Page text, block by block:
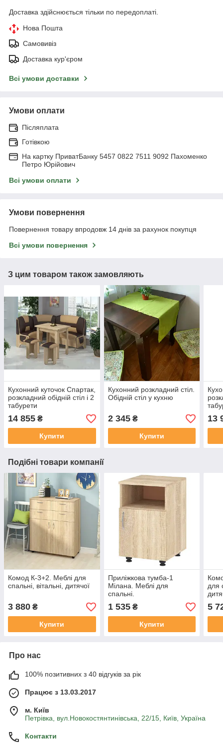
Доставка здійснюється тільки по передоплаті.
Нова Пошта
Самовивіз
Доставка кур'єром
Всі умови доставки
Умови оплати
Післяплата
Готівкою
На картку ПриватБанку 5457 0822 7511 9092 Пахоменко
Петро Юрійович
Всі умови оплати
Умови повернення
Повернення товару впродовж 14 днів за рахунок покупця
Всі умови повернення
З цим товаром також замовляють
Кухонний куточок Спартак,
розкладний обідній стіл і 2
табурети
14 855 ₴
Купити
Кухонний розкладний стіл.
Обідній стіл у кухню
2 345₴
Купити
13
Подібні товари компанії
Комод К-3+2. Меблі для
спальні, вітальні, дитячої
3 880 ₴
Купити
Приліжкова тумба-1
Мілана. Меблі для
спальні.
1 535₴
Купити
для
5
Про нас
100% позитивних з 40 відгуків за рік
Працює з 13.03.2017
м. Київ
Петрівка, вул.Новокостянтинівська, 22/15, Київ, Україна
Контакти